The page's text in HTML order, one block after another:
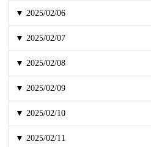
▼ 2025/02/06
▼ 2025/02/07
▼ 2025/02/08
▼ 2025/02/09
▼ 2025/02/10
▼ 2025/02/11